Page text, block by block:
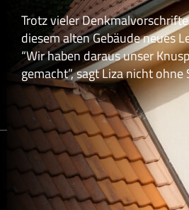
Trotz vieler
diesem alten Gebäude neues
“Wir haben daraus unser
gemacht”, sagt Liza nicht ohne